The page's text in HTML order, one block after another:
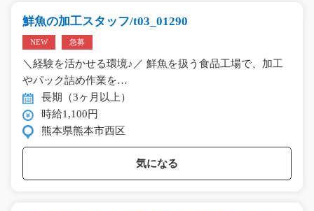
鮮魚の加工スタッフ/t03_01290
NEW 急募
＼経験を活かせる環境♪／ 鮮魚を扱う食品工場で、加工
やパック詰め作業を…
長期（3ヶ月以上）
時給1,100円
熊本県熊本市西区
気になる